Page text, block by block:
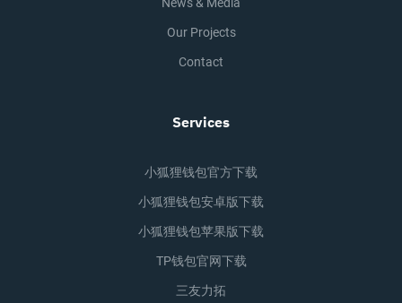
Our Projects
Contact
Services
小狐狸钱包官方下载
小狐狸钱包安卓版下载
小狐狸钱包苹果版下载
TP钱包官网下载
三友力拓